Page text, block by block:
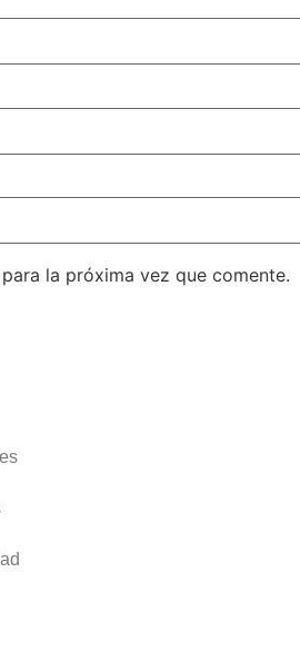
la próxima vez que comente.